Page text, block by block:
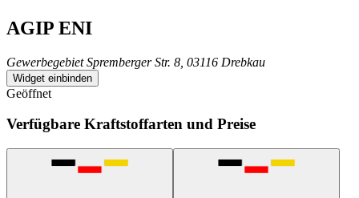
AGIP ENI
Gewerbegebiet Spremberger Str. 8, 03116 Drebkau
Widget einbinden
Geöffnet
Verfügbare Kraftstoffarten und Preise